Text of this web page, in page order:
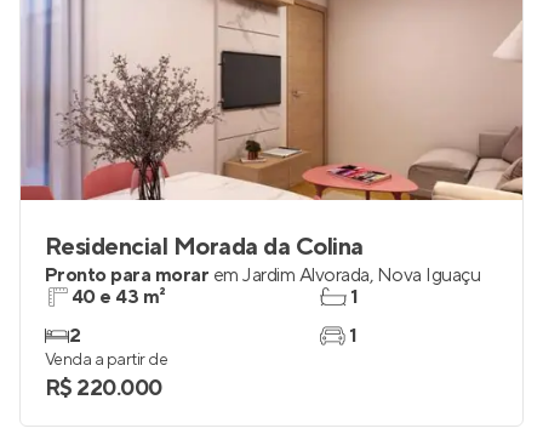
Residencial Morada da Colina
Pronto para morar em Jardim Alvorada, Nova Iguaçu
40 e 43 m²
2
1
1
Venda a partir de
R$ 220.000